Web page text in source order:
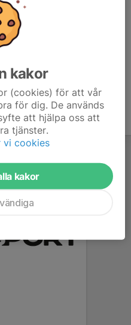
kakor
(cookies) för att vår
för dig. De används
att hjälpa oss att
tjänster.
vi cookies
kakor